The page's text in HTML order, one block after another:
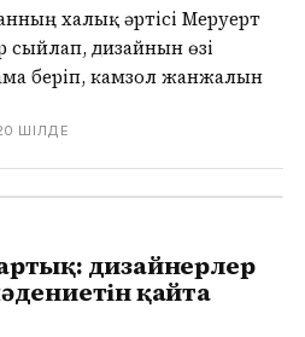
халық әртісі Меруерт
сыйлап, дизайнын өзі
беріп, камзол жанжалын
ШІЛДЕ
дизайнерлер
қайта